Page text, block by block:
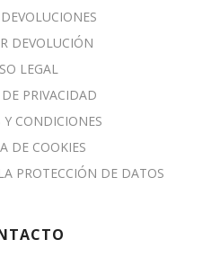
DEVOLUCIÓN
LEGAL
PRIVACIDAD
CONDICIONES
DE COOKIES
PROTECCIÓN DE DATOS